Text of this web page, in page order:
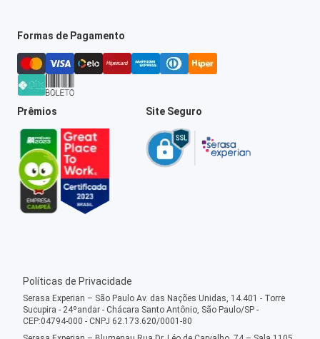
Formas de Pagamento
Prêmios Site Seguro
Políticas de Privacidade
Serasa Experian – São Paulo Av. das Nações Unidas, 14.401 - Torre
Sucupira - 24ºandar - Chácara Santo Antônio, São Paulo/SP -
CEP:04794-000 - CNPJ 62.173.620/0001-80